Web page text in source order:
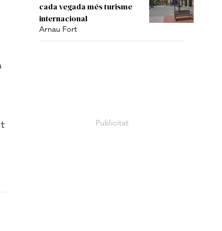
cada vegada més turisme
internacional
Arnau Fort